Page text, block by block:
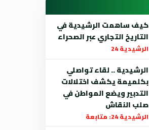
كيف ساهمت الرشيدية في
التاريخ التجاري عبر الصحراء
الرشيدية 24
الرشيدية .. لقاء تواصلي
بكلميمة يكشف اختلالات
التدبير ويضع المواطن في
صلب النقاش
الرشيدية 24: متابعة